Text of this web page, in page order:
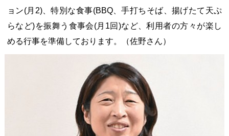
ョン(月2)、特別な食事(BBQ、手打ちそば、揚げたて天ぷ
らなど)を振舞う食事会(月1回)など、利用者の方々が楽し
める行事を準備しております。（佐野さん）